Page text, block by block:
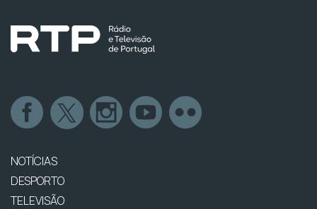
NOTÍCIAS
DESPORTO
TELEVISÃO